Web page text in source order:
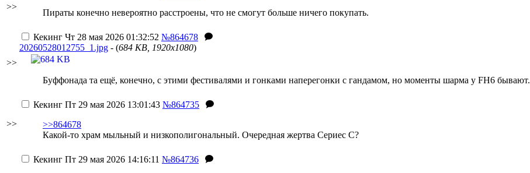
>>
Пираты конечно невероятно расстроены, что не смогут больше ничего покупать.
>>
Кекинг Чт 28 мая 2026 01:32:52 №864678
20260528012755_1.jpg - (684 KB, 1920x1080)
Буффонада та ещё, конечно, с этими фестивалями и гонками наперегонки с гандамом, но моменты шарма у FH6 бывают.
>>
Кекинг Пт 29 мая 2026 13:01:43 №864735
>>864678
Какой-то храм мыльный и низкополигональный. Очередная жертва Сериес С?
Кекинг Пт 29 мая 2026 14:16:11 №864736